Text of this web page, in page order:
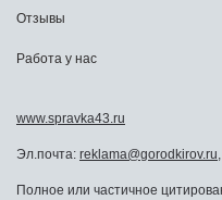
Отзывы
Работа у нас
www.spravka43.ru
Эл.почта: reklama@gorodkirov.ru
Полное или частичное